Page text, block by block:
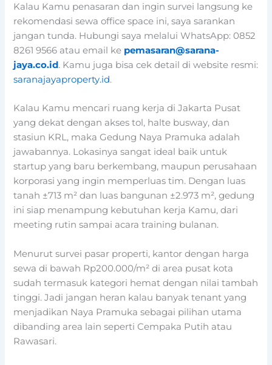
Kalau Kamu penasaran dan ingin survei langsung ke
rekomendasi sewa office space ini, saya sarankan
jangan tunda. Hubungi saya melalui WhatsApp: 0852
8261 9566 atau email ke pemasaran@sarana-
jaya.co.id. Kamu juga bisa cek detail di website resmi:
saranajayaproperty.id.
Kalau Kamu mencari ruang kerja di Jakarta Pusat
yang dekat dengan akses tol, halte busway, dan
stasiun KRL, maka Gedung Naya Pramuka adalah
jawabannya. Lokasinya sangat ideal baik untuk
startup yang baru berkembang, maupun perusahaan
korporasi yang ingin memperluas tim. Dengan luas
tanah ±713 m² dan luas bangunan ±2.973 m², gedung
ini siap menampung kebutuhan kerja Kamu, dari
meeting rutin sampai acara training bulanan.
Menurut survei pasar properti, kantor dengan harga
sewa di bawah Rp200.000/m² di area pusat kota
sudah termasuk kategori hemat dengan nilai tambah
tinggi. Jadi jangan heran kalau banyak tenant yang
menjadikan Naya Pramuka sebagai pilihan utama
dibanding area lain seperti Cempaka Putih atau
Rawasari.